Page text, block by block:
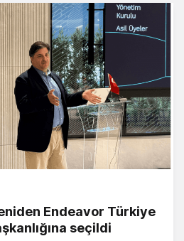
Endeavor Türkiye
seçildi